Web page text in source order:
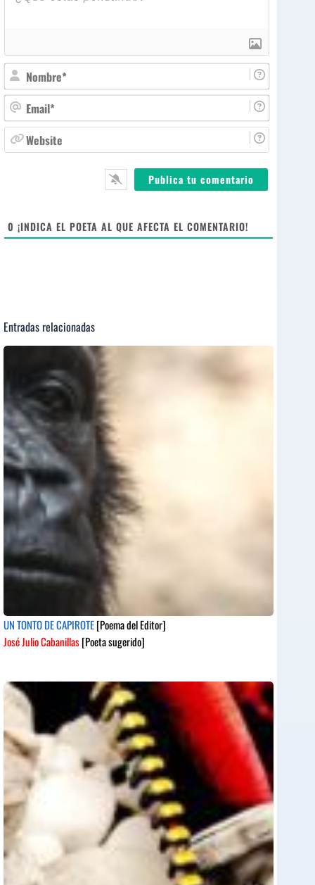
o
m
b
r
m
ie
0 ¡INDICA EL POETA AL QUE AFECTA EL COMENTARIO!
Entradas relacionadas
UN TONTO DE CAPIROTE[Poema del Editor]
José Julio Cabanillas[Poeta sugerido]